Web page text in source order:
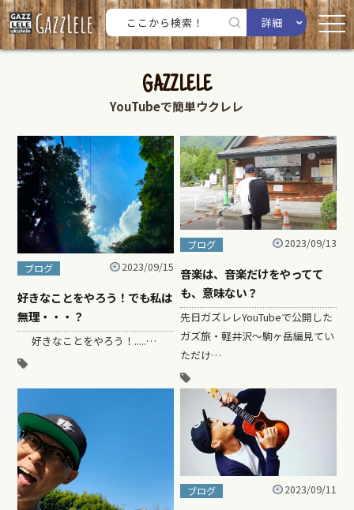
詳細
GAZZLELE
YouTubeで簡単ウクレレ
ブログ 2023/09/15
好きなことをやろう！でも私は
無理・・・？
好きなことをやろう！.....…
ブログ 2023/09/13
音楽は、音楽だけをやってて
も、意味ない？
先日ガズレレYouTubeで公開した
ガズ旅・軽井沢〜駒ヶ岳編見てい
ただけ…
ブログ 2023/09/11